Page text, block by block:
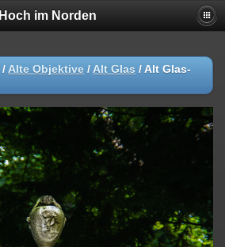
Hoch im Norden
/ Alte Objektive / Alt Glas / Alt Glas-